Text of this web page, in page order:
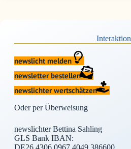
Interaktion
newslicht melden
newsletter bestellen
newslichter wertschätzen
Oder per Überweisung
newslichter Bettina Sahling
GLS Bank IBAN: